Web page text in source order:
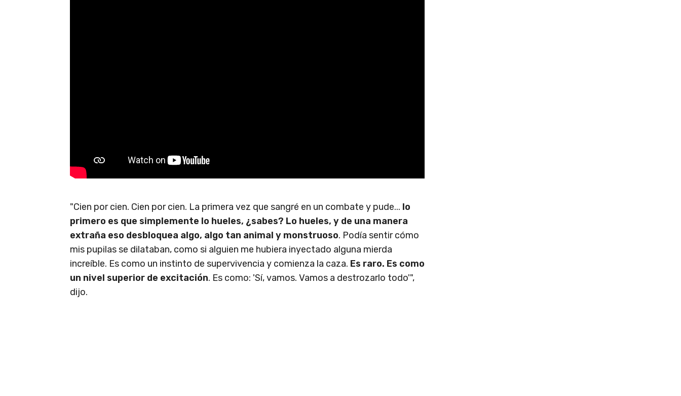
"Cien por cien. Cien por cien. La primera vez que sangré en un combate y pude... lo
primero es que simplemente lo hueles, ¿sabes? Lo hueles, y de una manera
extraña eso desbloquea algo, algo tan animal y monstruoso. Podía sentir cómo
mis pupilas se dilataban, como si alguien me hubiera inyectado alguna mierda
increíble. Es como un instinto de supervivencia y comienza la caza. Es raro. Es como
un nivel superior de excitación. Es como: 'Sí, vamos. Vamos a destrozarlo todo'",
dijo.